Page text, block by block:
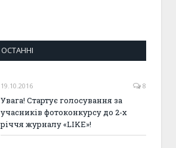
ОСТАННІ
19.10.2016 8
Увага! Стартує голосування за
учасників фотоконкурсу до 2-х
річчя журналу «LIKE»!